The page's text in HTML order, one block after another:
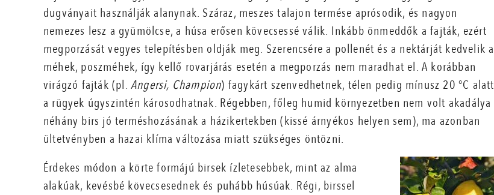
dugványait használják alanynak. Száraz, meszes talajon termése aprósodik, és nagyon
nemezes lesz a gyümölcse, a húsa erősen kövecsessé válik. Inkább önmeddők a fajták, ezért
megporzását vegyes telepítésben oldják meg. Szerencsére a pollenét és a nektárját kedvelik a
méhek, poszméhek, így kellő rovarjárás esetén a megporzás nem maradhat el. A korábban
virágzó fajták (pl. Angersi, Champion) fagykárt szenvedhetnek, télen pedig mínusz 20 °C alatt
a rügyek úgyszintén károsodhatnak. Régebben, főleg humid környezetben nem volt akadálya
néhány birs jó terméshozásának a házikertekben (kissé árnyékos helyen sem), ma azonban
ültetvényben a hazai klíma változása miatt szükséges öntözni.
Érdekes módon a körte formájú birsek ízletesebbek, mint az alma
alakúak, kevésbé kövecsesednek és puhább húsúak. Régi, birssel